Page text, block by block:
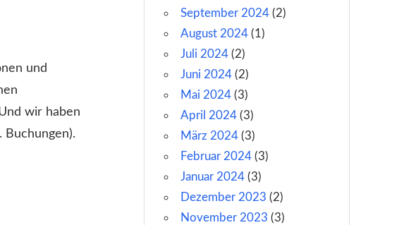
und
wir haben
Buchungen).
September 2024(2)
August 2024(1)
Juli 2024(2)
Juni 2024(2)
Mai 2024(3)
April 2024(3)
März 2024(3)
Februar 2024(3)
Januar 2024(3)
Dezember 2023 (2)
November 2023 (3)